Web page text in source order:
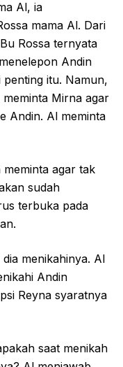
Al, ia
mama Al. Dari
Rossa ternyata
Andin
itu. Namun,
Mirna agar
Andin. Al meminta
agar tak
sudah
terbuka pada
menikahinya. Al
Andin
Reyna syaratnya
saat menikah